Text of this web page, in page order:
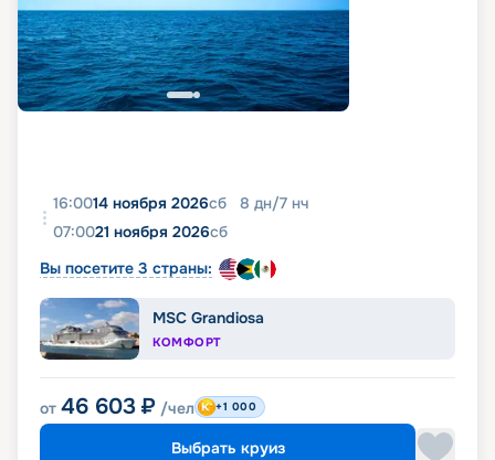
16:0014 ноября 2026сб 8 дн/7 нч
07:0021 ноября 2026сб
Вы посетите 3 страны:
MSC Grandiosa
КОМФОРТ
от 46 603 ₽ /чел +1 000
Выбрать круиз